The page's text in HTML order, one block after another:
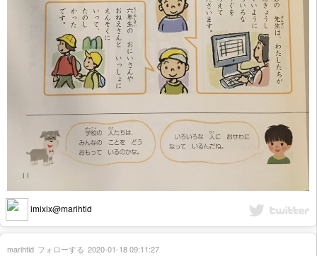
imixix@marihtid
marihtid フォローする 2020-01-18 09:11:27